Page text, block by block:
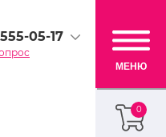
0
МЕНЮ
05-17